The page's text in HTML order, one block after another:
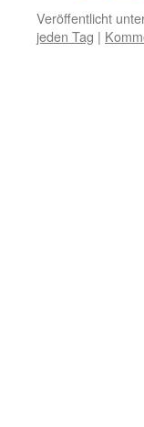
Veröffentlicht
jeden Tag |